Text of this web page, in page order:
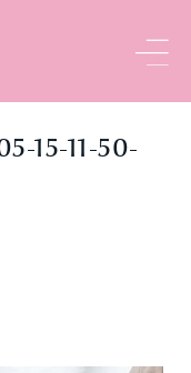
15-11-50-